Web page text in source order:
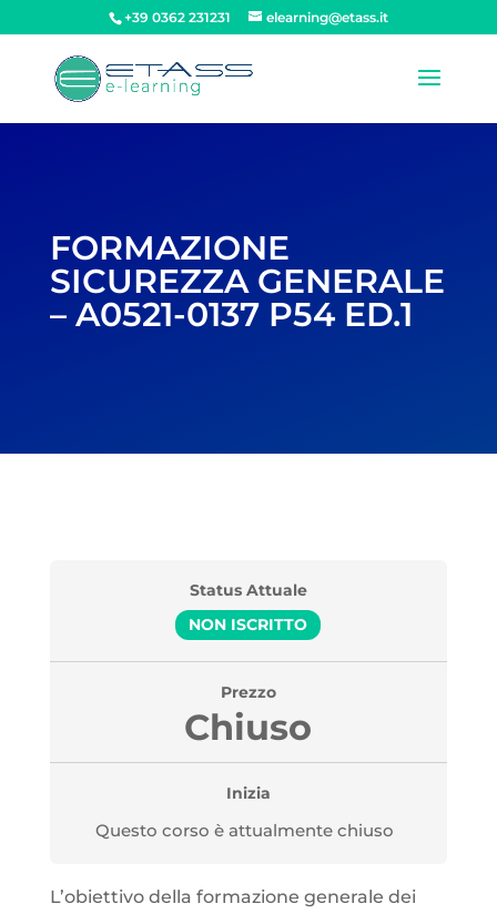
+39 0362 231231 elearning@etass.it
FORMAZIONE
SICUREZZA GENERALE
– A0521-0137 P54 ED.1
Status Attuale
NON ISCRITTO
Prezzo
Chiuso
Inizia
Questo corso è attualmente chiuso
L’obiettivo della formazione generale dei